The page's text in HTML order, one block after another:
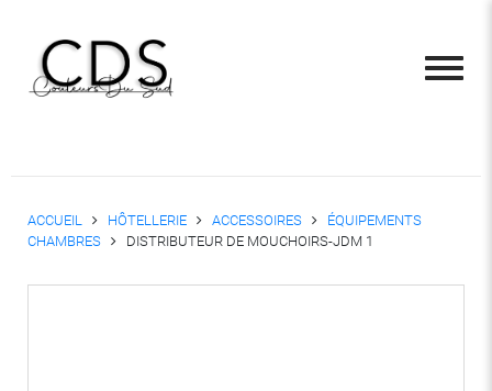
ACCUEIL HÔTELLERIE ACCESSOIRES
ÉQUIPEMENTS
CHAMBRES
DISTRIBUTEUR DE MOUCHOIRS-JDM 1